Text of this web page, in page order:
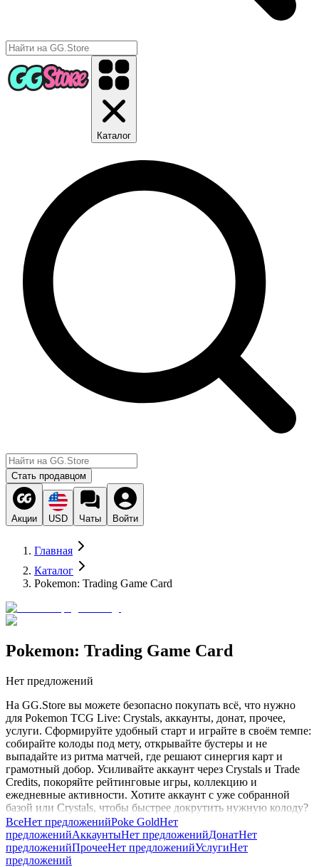
Каталог
Стать продавцом
Акции USD Чаты Войти
Главная
Каталог
Pokemon: Trading Game Card
Pokemon: Trading Game Card
Нет предложений
На GG.Store вы можете безопасно покупать всё, что нужно
для Pokemon TCG Live: Crystals, аккаунты, донат, прочее,
услуги. Сформируйте удобный старт и играйте в своём темпе:
собирайте колоды под мету, открывайте бустеры и не
выпадайте из ритма матчей, где решают синергия карт и
грамотный добор. Усиливайте аккаунт через Crystals и Trade
Credits, покоряйте рейтинговые игры, коллекцию и
ежедневные активности. Хотите аккаунт с уже собранной
базой или Crystals, чтобы быстрее докрутить нужную колоду?
Всё доступно напрямую у игроков. Все сделки защищены:
продавец получает оплату только после выполнения заказа,
так что вы можете сосредоточиться на игре и новых победах в
Pokemon TCG Live.
ВсеНет предложенийPoke GoldНет
предложенийАккаунтыНет предложенийДонатНет
предложенийПрочееНет предложенийУслугиНет
предложений